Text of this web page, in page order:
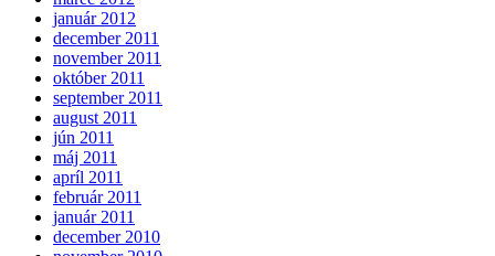
január 2012
december 2011
november 2011
október 2011
september 2011
august 2011
jún 2011
máj 2011
apríl 2011
február 2011
január 2011
december 2010